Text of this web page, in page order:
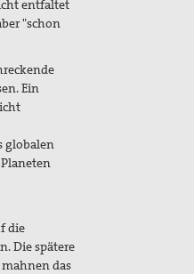
entfaltet
"schon
Ein
globalen
die
Die spätere
das